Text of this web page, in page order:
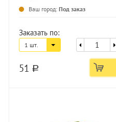
Ваш город: Под заказ
Заказать по:
1 шт.
51 a